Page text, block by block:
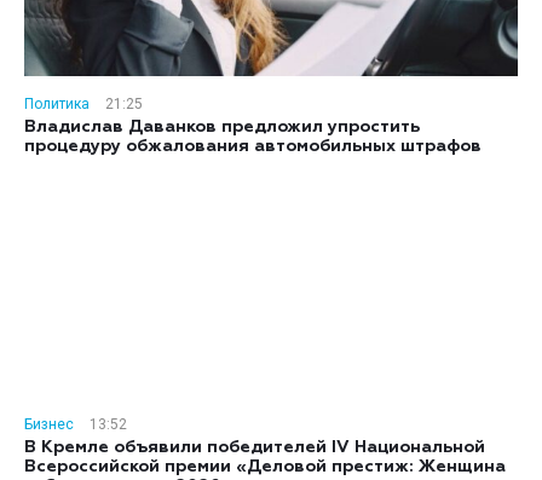
Политика
21:25
Владислав Даванков предложил упростить
процедуру обжалования автомобильных штрафов
Бизнес
13:52
В Кремле объявили победителей IV Национальной
Всероссийской премии «Деловой престиж: Женщина